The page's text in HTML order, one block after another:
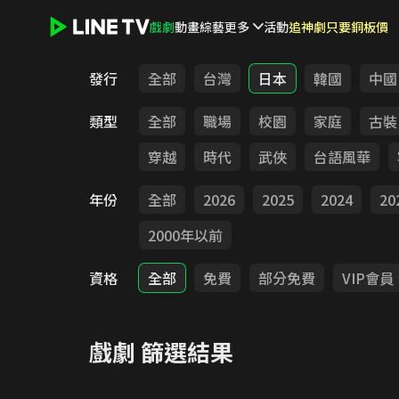
戲劇動畫綜藝更多 活動追神劇只要銅板價
發行 全部 台灣 日本 韓國
中國
類型
全部 職場 校園 家庭
古裝
穿越
時代 武俠 台語風華
年份
全部 2026 2025 2024
2000年以前
資格
全部 免費 部分免費 VIP會員
戲劇 篩選結果